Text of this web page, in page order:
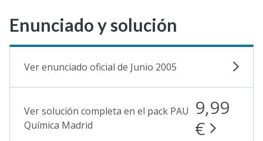
Enunciado y solución
Ver enunciado oficial de Junio 2005
Ver solución completa en el pack PAU
Química Madrid
9,99
€